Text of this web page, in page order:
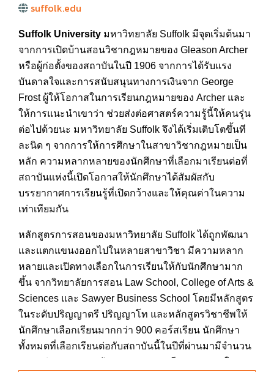
suffolk.edu
Suffolk University มหาวิทยาลัย Suffolk มีจุดเริ่มต้นมา
จากการเปิดบ้านสอนวิชากฎหมายของ Gleason Archer
หรือผู้ก่อตั้งของสถาบันในปี 1906 จากการได้รับแรง
บันดาลใจและการสนับสนุนทางการเงินจาก George
Frost ผู้ให้โอกาสในการเรียนกฎหมายของ Archer และ
ให้การแนะนำเขาว่า ช่วยส่งต่อศาสตร์ความรู้นี้ให้คนรุ่น
ต่อไปด้วยนะ มหาวิทยาลัย Suffolk จึงได้เริ่มเติบโตขึ้นที
ละนิด ๆ จากการให้การศึกษาในสาขาวิชากฎหมายเป็น
หลัก ความหลากหลายของนักศึกษาที่เลือกมาเรียนต่อที่
สถาบันแห่งนี้เปิดโอกาสให้นักศึกษาได้สัมผัสกับ
บรรยากาศการเรียนรู้ที่เปิดกว้างและให้คุณค่าในความ
เท่าเทียมกัน
หลักสูตรการสอนของมหาวิทยาลัย Suffolk ได้ถูกพัฒนา
และแตกแขนงออกไปในหลายสาขาวิชา มีความหลาก
หลายและเปิดทางเลือกในการเรียนให้กับนักศึกษามาก
ขึ้น จากวิทยาลัยการสอน Law School, College of Arts &
Sciences และ Sawyer Business School โดยมีหลักสูตร
ในระดับปริญญาตรี ปริญญาโท และหลักสูตรวิชาชีพให้
นักศึกษาเลือกเรียนมากกว่า 900 คอร์สเรียน นักศึกษา
ทั้งหมดที่เลือกเรียนต่อกับสถาบันนี้ในปีที่ผ่านมามีจำนวน